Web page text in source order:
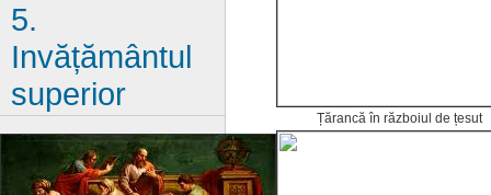
Țărancă în războiul de țesut
5.
Invățământul
superior